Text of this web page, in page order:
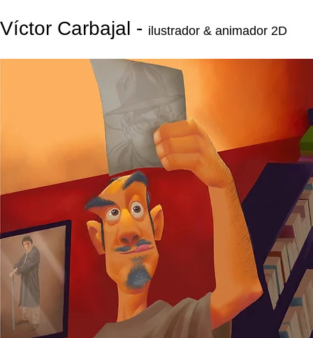
Víctor Carbajal - ilustrador & animador 2D